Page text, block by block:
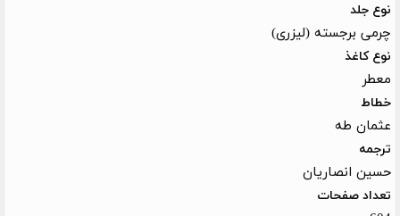
نوع جلد
چرمی برجسته (لیزری)
نوع کاغذ
معطر
خطاط
عثمان طه
ترجمه
حسین انصاریان
تعداد صفحات